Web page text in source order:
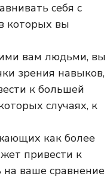
себя с
которых вы
вам людьми, вы
зрения навыков,
к большей
случаях, к
как более
привести к
на ваше сравнение